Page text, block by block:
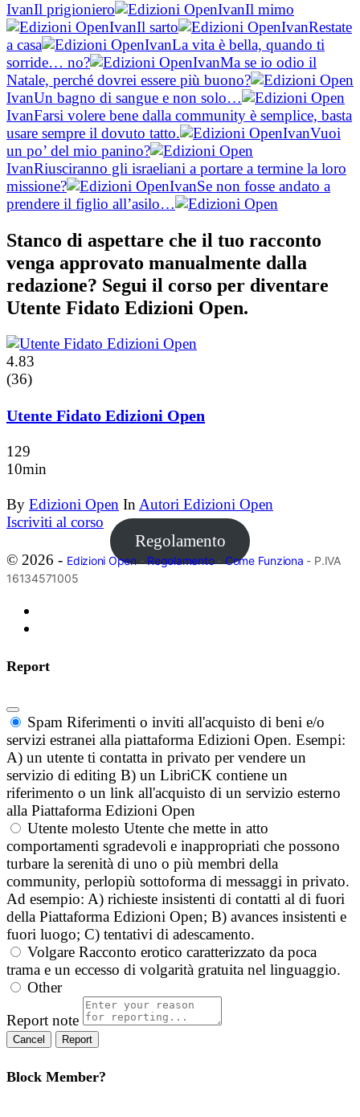
IvanIl prigioniero IvanIl mimo
IvanIl sarto IvanRestate
a casa
IvanLa vita è bella, quando ti
sorride… no?
IvanMa se io odio il
Natale, perché dovrei essere più buono?
IvanUn bagno di sangue e non solo…
IvanFarsi volere bene dalla community è semplice, basta
usare sempre il dovuto tatto.
IvanVuoi
un po’ del mio panino?
IvanRiusciranno gli israeliani a portare a termine la loro
missione?
IvanSe non fosse andato a
prendere il figlio all’asilo…
Stanco di aspettare che il tuo racconto
venga approvato manualmente dalla
redazione? Segui il corso per diventare
Utente Fidato Edizioni Open.
4.83
(36)
Utente Fidato Edizioni Open
129
10min
By Edizioni Open InAutori Edizioni Open
Iscriviti al corso
Regolamento
© 2026 - Edizioni Open - Regolamento- Come Funziona - P.IVA
16134571005
Report
Spam Riferimenti o inviti all'acquisto di beni e/o
servizi estranei alla piattaforma Edizioni Open. Esempi:
A) un utente ti contatta in privato per vendere un
servizio di editing B) un LibriCK contiene un
riferimento o un link all'acquisto di un servizio esterno
alla Piattaforma Edizioni Open
Utente molesto Utente che mette in atto
comportamenti sgradevoli e inappropriati che possono
turbare la serenità di uno o più membri della
community, perlopiù sottoforma di messaggi in privato.
Ad esempio: A) richieste insistenti di contatti al di fuori
della Piattaforma Edizioni Open; B) avances insistenti e
fuori luogo; C) tentativi di adescamento.
Volgare Racconto erotico caratterizzato da poca
trama e un eccesso di volgarità gratuita nel linguaggio.
Other
Report note
Report
Block Member?